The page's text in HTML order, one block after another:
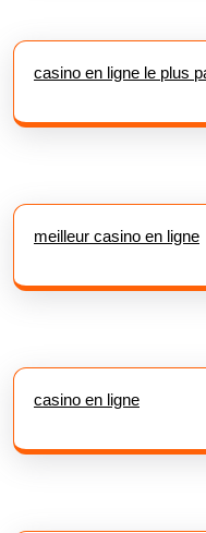
casino en ligne le plus
meilleur casino en ligne
casino en ligne